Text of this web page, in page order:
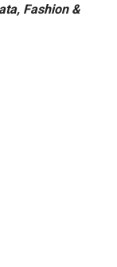
Fashion &